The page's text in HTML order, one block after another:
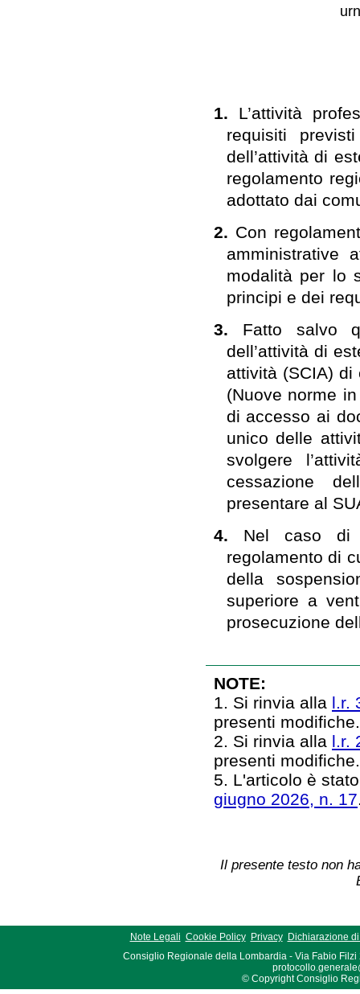
1. L’attività
requisiti
dell’attività di
regolamento
adottato dai
2. Con
amministrative
modalità per lo
principi e dei
3. Fatto salvo
dell’attività di
attività (SCIA) di
(Nuove norme
di accesso ai
unico delle
svolgere
cessazione
presentare al
4. Nel caso di
regolamento di
della
superiore a
prosecuzione
NOTE:
1. Si rinvia alla l.r.
presenti
2. Si rinvia alla l.r.
presenti
5. L'articolo è
giugno 2026, n. 17
Il presente testo non
Note Legali Cookie Policy Privacy
Dichiarazione
Consiglio Regionale della Lombardia - Via Fabio Filzi
© Copyright Consiglio